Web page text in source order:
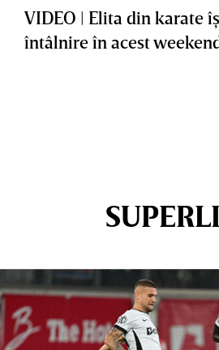
VIDEO | Elita din karate
întâlnire în acest